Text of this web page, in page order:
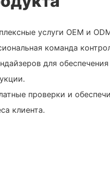
услуги OEM и
команда
для обеспечения
проверки и
клиента.